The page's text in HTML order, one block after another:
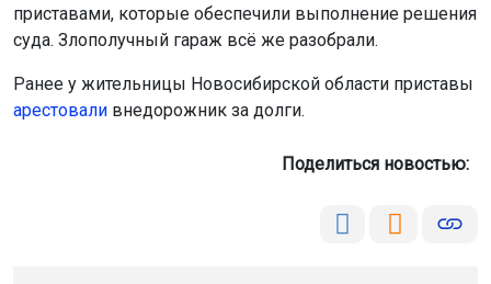
приставами, которые обеспечили выполнение решения
суда. Злополучный гараж всё же разобрали.
Ранее у жительницы Новосибирской области приставы
арестовали внедорожник за долги.
Поделиться новостью: